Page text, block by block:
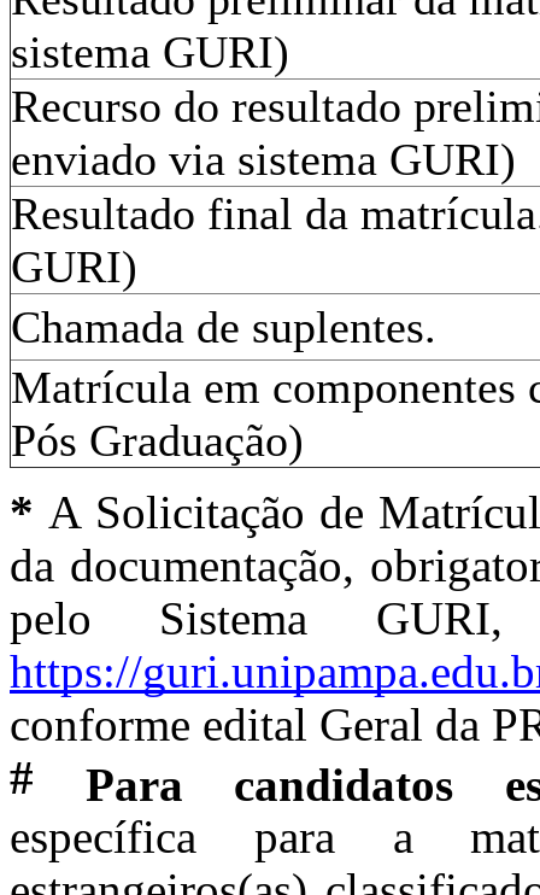
sistema GURI)
Recurso do resultado
enviado via sistema GURI)
Resultado final da
GURI)
Chamada de suplentes.
Matrícula em componentes
Pós Graduação)
* A Solicitação de
da documentação,
pelo Sistema
https://
conforme edital Geral da
# Para candidatos
específica para a